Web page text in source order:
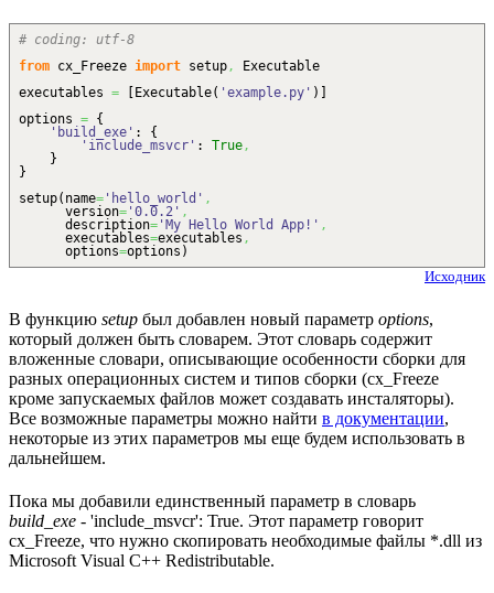
# coding: utf-8
from cx_Freeze import setup,
Executable
executables = Executable( 'example.py' )
options = {
'build_exe' : {
'include_msvcr' : True,
}
}
setup( name= 'hello_world' ,
version= '0.0.2' ,
description= 'My Hello World App!' ,
executables=executables ,
options=options )
Исходник
В функцию setup был добавлен новый параметр options,
который должен быть словарем. Этот словарь содержит
вложенные словари, описывающие особенности сборки для
разных операционных систем и типов сборки (cx_Freeze
кроме запускаемых файлов может создавать инсталяторы).
Все возможные параметры можно найти в документации,
некоторые из этих параметров мы еще будем использовать в
дальнейшем.
Пока мы добавили единственный параметр в словарь
build_exe - 'include_msvcr': True. Этот параметр говорит
cx_Freeze, что нужно скопировать необходимые файлы *.dll из
Microsoft Visual C++ Redistributable.